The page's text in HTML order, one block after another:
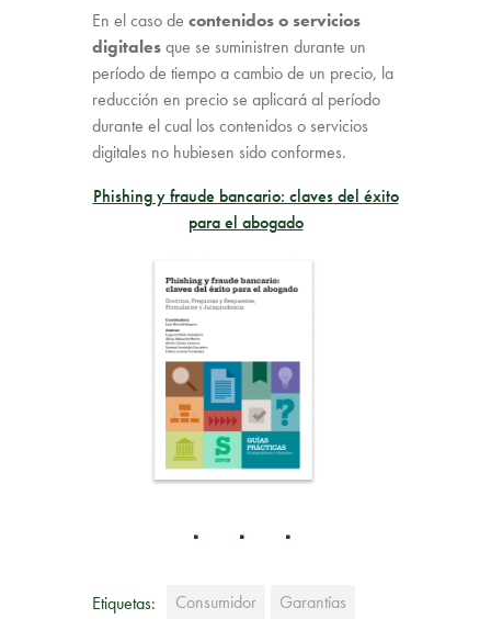
En el caso de contenidos o servicios
digitalesque se suministren durante un
período de tiempo a cambio de un precio, la
reducción en precio se aplicará al período
durante el cual los contenidos o servicios
digitales no hubiesen sido conformes.
Phishing y fraude bancario: claves del éxito
para el abogado
Etiquetas: Consumidor Garantías